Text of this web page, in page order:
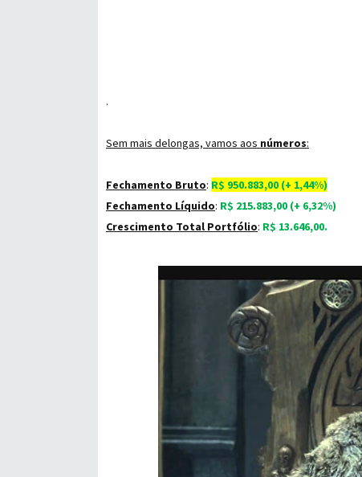
.
Sem mais delongas, vamos aos números:
Fechamento Bruto: R$ 950.883,00 (+ 1,44%)
Fechamento Líquido: R$ 215.883,00 (+ 6,32%)
Crescimento Total Portfólio: R$ 13.646,00.